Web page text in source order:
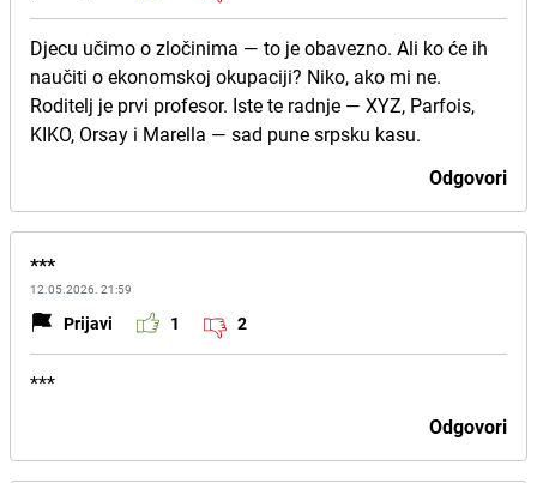
Djecu učimo o zločinima — to je obavezno. Ali ko će ih
naučiti o ekonomskoj okupaciji? Niko, ako mi ne.
Roditelj je prvi profesor. Iste te radnje — XYZ, Parfois,
KIKO, Orsay i Marella — sad pune srpsku kasu.
Odgovori
***
12.05.2026. 21:59
Prijavi 1 2
***
Odgovori